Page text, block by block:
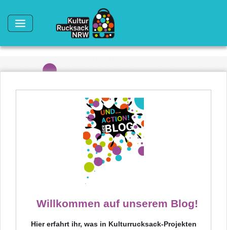
Willkommen auf unserem Blog!
Hier erfahrt ihr, was in Kulturrucksack-Projekten